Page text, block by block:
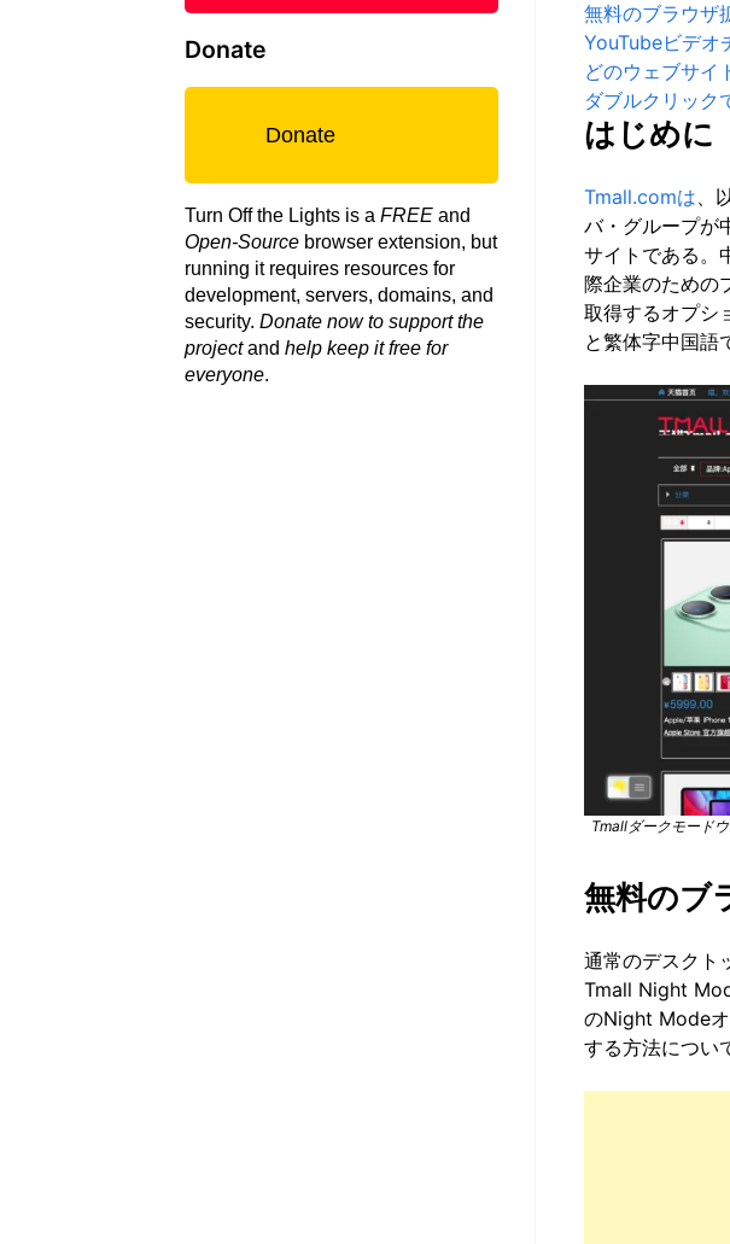
無料のブラウザ
YouTubeビデオ
どのウェブサイ
ダブルクリック
はじめに
Tmall.comは、
バ・グループが
サイトである。
際企業のための
取得するオプシ
と繁体字中国語
Tmallダークモード
無料のブ
通常のデスクト
Tmall Night
のNight Modeオ
する方法につい
Donate
Donate
Turn Off the Lights is a FREE and
Open-Source browser extension, but
running it requires resources for
development, servers, domains, and
security. Donate now to support the
projectand help keep it free for
everyone.